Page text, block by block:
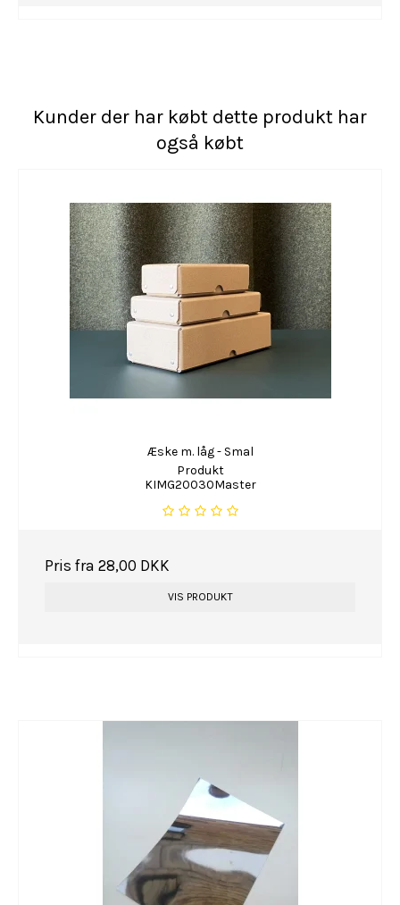
Kunder der har købt dette produkt har
også købt
Æske m. låg - Smal
Produkt
KIMG20030Master
Pris fra 28,00 DKK
VIS PRODUKT